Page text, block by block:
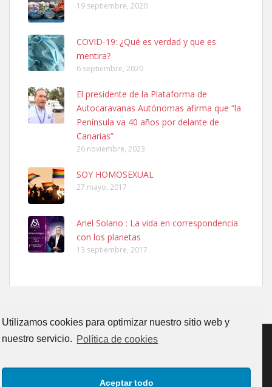
Utilizamos cookies para optimizar nuestro sitio web y
nuestro servicio. Política de cookies
Aceptar todo
SHIBA PERDIDO AVDA JOSE MESA Y LOPEZ
PERRO MACHO RAZA SHIBA CON MICROCHIP PERDIDO HOY
06/07/2025 ZONA MESA Y LOPEZ. ES MUY ASUSTADIZO
Leales.org » Gran Canaria
6.7.2025
Ninfa perdida
El día 5 se los perdió una ninfa papillera, asustada tiene miedo a la
calle, se perdió por la zon...
Adopcion
Busco casa de acogida para mi perrita ya que por temas de trabajo
19 septiembre, 2020
COVID-19: ¿Qué es verdad y que es
mentira?
6 septiembre, 2020
El presidente de la Plataforma de
Autocaravanas Autónomas afirma que “la
Península va 40 años por delante de
Canarias”
26 noviembre, 2023
SOY HOMOSEXUAL
27 mayo, 2017
Ariel Solano : La vida en correspondencia
con los planetas
13 septiembre, 2017